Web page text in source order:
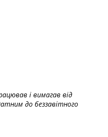
і вимагав від
до беззавітного